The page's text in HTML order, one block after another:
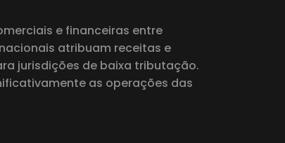
e financeiras entre
atribuam receitas e
jurisdições de baixa tributação.
as operações das